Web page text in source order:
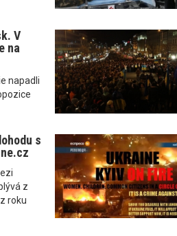
V
na
napadli
s
z
roku